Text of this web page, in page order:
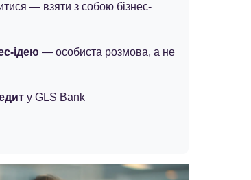
— взяти з собою бізнес-
ідею — особиста розмова, а не
у GLS Bank